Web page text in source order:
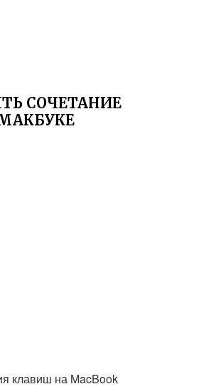
СОЧЕТАНИЕ
клавиш на MacBook